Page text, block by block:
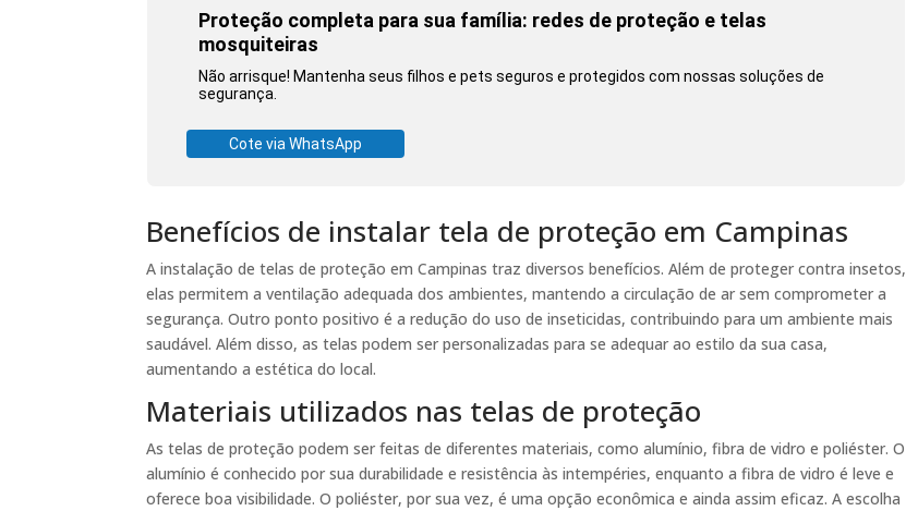
Proteção completa para sua família: redes de proteção e telas
mosquiteiras
Não arrisque! Mantenha seus filhos e pets seguros e protegidos com nossas soluções de
segurança.
Cote via WhatsApp
Benefícios de instalar tela de proteção em Campinas
A instalação de telas de proteção em Campinas traz diversos benefícios. Além de proteger contra insetos,
elas permitem a ventilação adequada dos ambientes, mantendo a circulação de ar sem comprometer a
segurança. Outro ponto positivo é a redução do uso de inseticidas, contribuindo para um ambiente mais
saudável. Além disso, as telas podem ser personalizadas para se adequar ao estilo da sua casa,
aumentando a estética do local.
Materiais utilizados nas telas de proteção
As telas de proteção podem ser feitas de diferentes materiais, como alumínio, fibra de vidro e poliéster. O
alumínio é conhecido por sua durabilidade e resistência às intempéries, enquanto a fibra de vidro é leve e
oferece boa visibilidade. O poliéster, por sua vez, é uma opção econômica e ainda assim eficaz. A escolha